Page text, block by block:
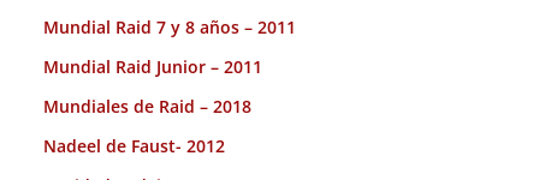
Mundial Raid 7 y 8 años – 2011
Mundial Raid Junior – 2011
Mundiales de Raid – 2018
Nadeel de Faust- 2012